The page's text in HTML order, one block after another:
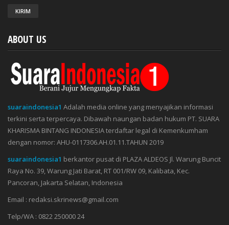
ABOUT US
suaraindonesia1 Adalah media online yang menyajikan informasi
terkini serta terpercaya. Dibawah naungan badan hukum PT. SUARA
KHARISMA BINTANG INDONESIA terdaftar legal di Kemenkumham
dengan nomor: AHU-0117306.AH.01.11.TAHUN 2019
suaraindonesia1 berkantor pusat di PLAZA ALDEOS Jl. Warung Buncit
Raya No. 39, Warung Jati Barat, RT 001/RW 09, Kalibata, Kec.
Pancoran, Jakarta Selatan, Indonesia
Email : redaksi.skrinews@gmail.com
Telp/WA : 0822 250000 24